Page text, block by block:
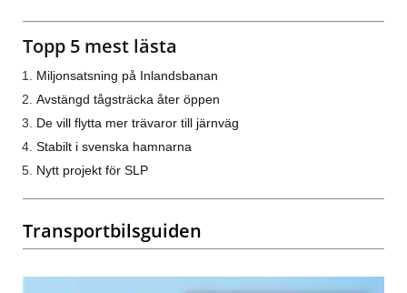
Topp 5 mest lästa
Miljonsatsning på Inlandsbanan
Avstängd tågsträcka åter öppen
De vill flytta mer trävaror till järnväg
Stabilt i svenska hamnarna
Nytt projekt för SLP
Transportbilsguiden